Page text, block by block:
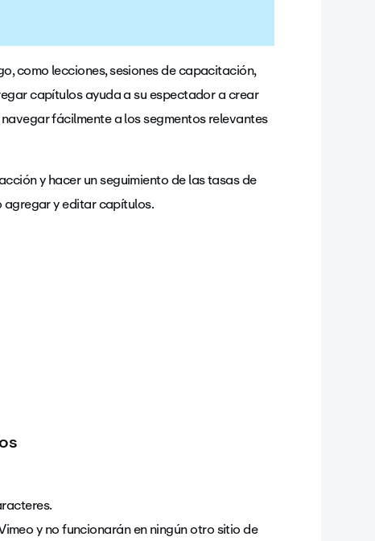
como lecciones, sesiones de capacitación,
capítulos ayuda a su espectador a crear
fácilmente a los segmentos relevantes
y hacer un seguimiento de las tasas de
y editar capítulos.
y no funcionarán en ningún otro sitio de